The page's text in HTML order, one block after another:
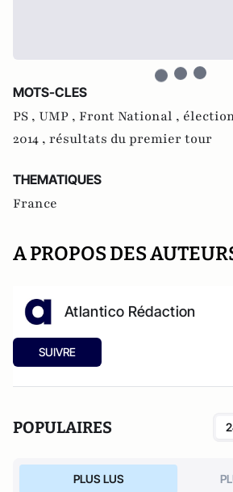
MOTS-CLES
PS , UMP , Front National ,
2014 , résultats du premier tour
THEMATIQUES
France
A PROPOS DES
Atlantico Rédaction
SUIVRE
POPULAIRES
PLUS LUS